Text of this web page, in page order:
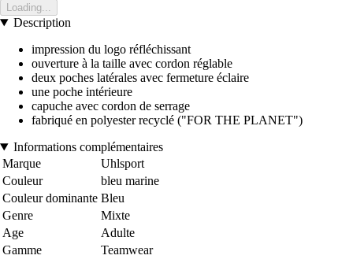
Loading...
Description
impression du logo réfléchissant
ouverture à la taille avec cordon réglable
deux poches latérales avec fermeture éclaire
une poche intérieure
capuche avec cordon de serrage
fabriqué en polyester recyclé ("FOR THE PLANET")
Informations complémentaires
Marque
Uhlsport
Couleur
bleu marine
Couleur dominante Bleu
Genre
Mixte
Age
Adulte
Gamme
Teamwear